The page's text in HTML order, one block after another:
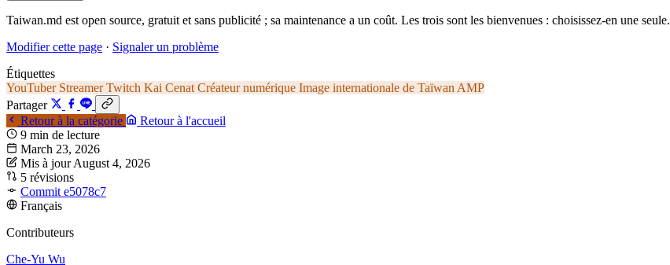
Taiwan.md est open source, gratuit et sans publicité ; sa maintenance a un coût. Les trois sont les bienvenues : choisissez-en une seule.
Modifier cette page · Signaler un problème
Étiquettes
YouTuber StreamerTwitch Kai Cenat Créateur numérique Image internationale de Taïwan AMP
Partager
Retour à la catégorie
Retour à l'accueil
9 min de lecture
March 23, 2026
Mis à jour August 4, 2026
5 révisions
Commit e5078c7
Français
Contributeurs
Che-Yu Wu